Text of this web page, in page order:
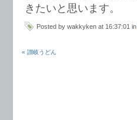
きたいと思います。
Posted by wakkyken at 16:37:01 in
« 讃岐うどん